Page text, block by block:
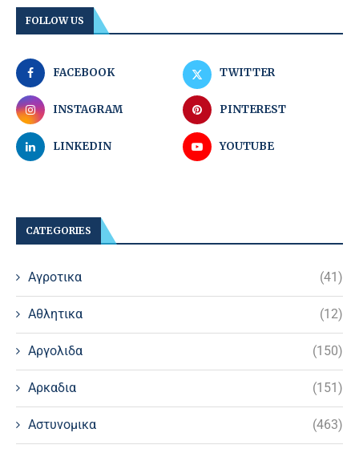
FOLLOW US
FACEBOOK TWITTER
INSTAGRAM PINTEREST
LINKEDIN YOUTUBE
CATEGORIES
Αγροτικα (41)
Αθλητικα (12)
Αργολιδα (150)
Αρκαδια (151)
Αστυνομικα (463)